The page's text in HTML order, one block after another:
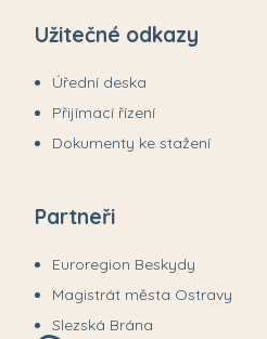
Užitečné odkazy
Úřední deska
Přijímací řízení
Dokumenty ke stažení
Partneři
Euroregion Beskydy
Magistrát města Ostravy
Slezská Brána